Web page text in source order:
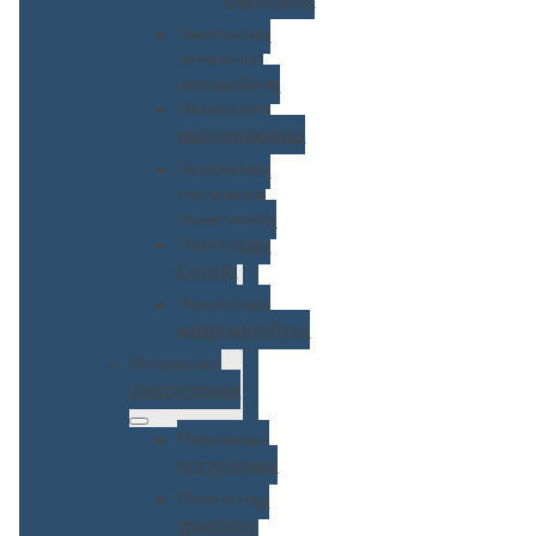
Эвакуация
легкового
автомобиля
Эвакуация
внедорожника
Эвакуация
грузового
транспорта
Эвакуация
Газели
Эвакуация
микроавтобуса
Перевозка
спецтехники
Перевозка
погрузчика
Перевозка
трактора